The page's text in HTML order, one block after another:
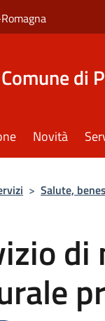
Comune di
Novità
> Salute,